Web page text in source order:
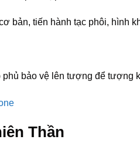
bản, tiến hành tạc phôi, hình
bảo vệ lên tượng để tượng
Thần